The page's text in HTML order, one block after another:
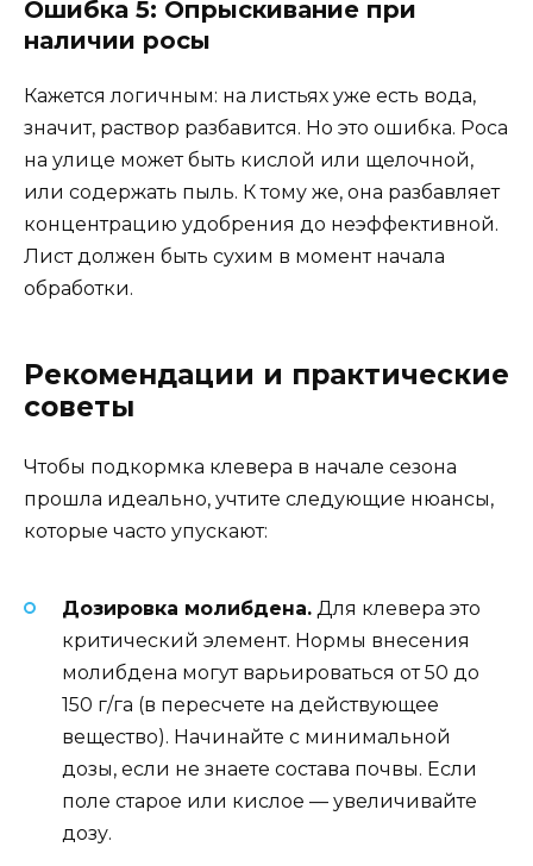
Ошибка 5: Опрыскивание при
наличии росы
Кажется логичным: на листьях уже есть вода,
значит, раствор разбавится. Но это ошибка. Роса
на улице может быть кислой или щелочной,
или содержать пыль. К тому же, она разбавляет
концентрацию удобрения до неэффективной.
Лист должен быть сухим в момент начала
обработки.
Рекомендации и практические
советы
Чтобы подкормка клевера в начале сезона
прошла идеально, учтите следующие нюансы,
которые часто упускают:
Дозировка молибдена. Для клевера это
критический элемент. Нормы внесения
молибдена могут варьироваться от 50 до
150 г/га (в пересчете на действующее
вещество). Начинайте с минимальной
дозы, если не знаете состава почвы. Если
поле старое или кислое — увеличивайте
дозу.